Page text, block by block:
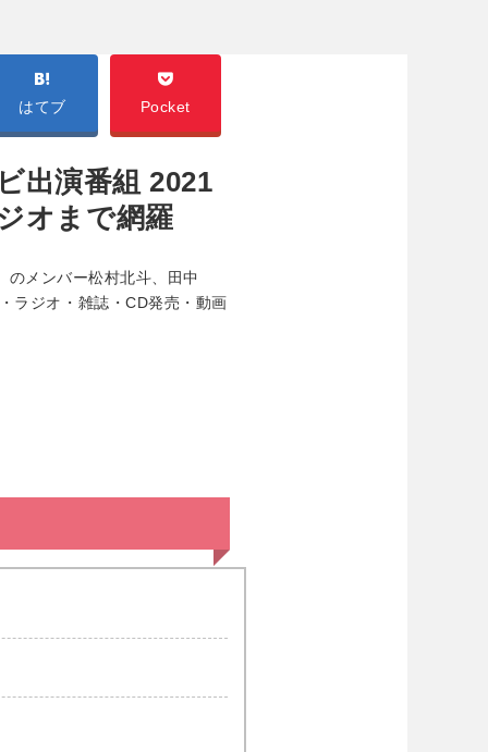
はてブ Pocket
出演番組 2021
オまで網羅
メンバー松村北斗、田中
ラジオ・雑誌・CD発売・動画